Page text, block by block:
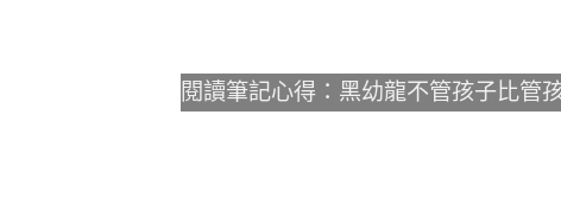
閱讀筆記心得：黑幼龍不管孩子比管